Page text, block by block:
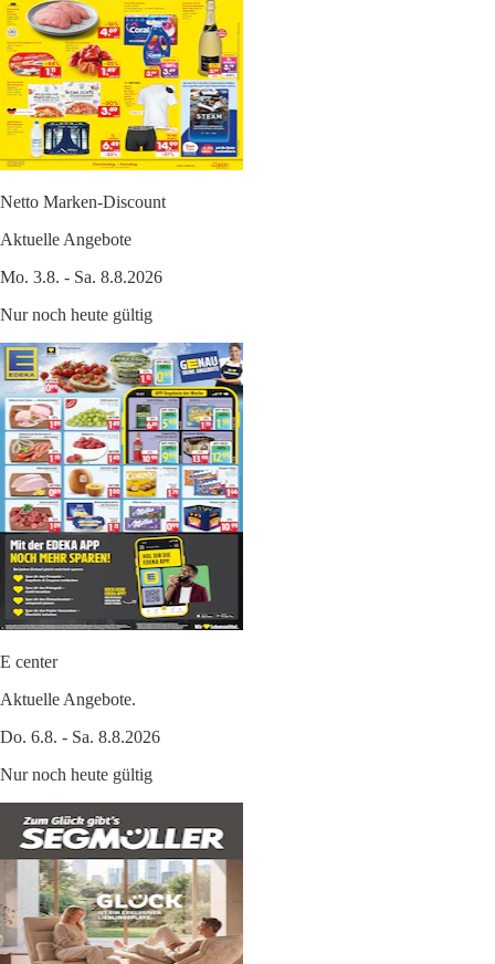
Netto Marken-Discount
Aktuelle Angebote
Mo. 3.8. - Sa. 8.8.2026
Nur noch heute gültig
E center
Aktuelle Angebote.
Do. 6.8. - Sa. 8.8.2026
Nur noch heute gültig